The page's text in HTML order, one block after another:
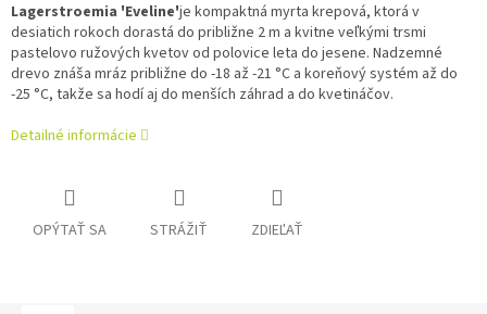
Lagerstroemia 'Eveline'je kompaktná myrta krepová, ktorá v
desiatich rokoch dorastá do približne 2 m a kvitne veľkými trsmi
pastelovo ružových kvetov od polovice leta do jesene. Nadzemné
drevo znáša mráz približne do -18 až -21 °C a koreňový systém až do
-25 °C, takže sa hodí aj do menších záhrad a do kvetináčov.
Detailné informácie
OPÝTAŤ SA STRÁŽIŤ ZDIEĽAŤ